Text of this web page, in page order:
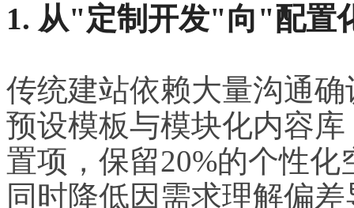
1. 从"定制开发"向"配置
传统建站依赖大量沟通
预设模板与模块化内容
置项，保留20%的个性
同时降低因需求理解偏